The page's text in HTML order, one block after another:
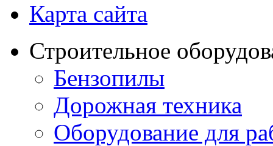
Карта сайта
Строительное
Бензопилы
Дорожная техника
Оборудование для